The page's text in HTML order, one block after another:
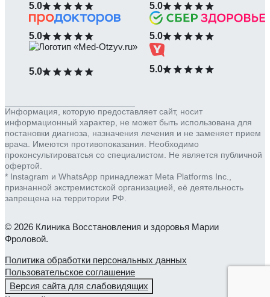
5.0 5.0
5.0 5.0
5.0 5.0
© 2026 Клиника Восстановления и здоровья Марии
Фроловой.
Политика обработки персональных данных
Пользовательское соглашение
Версия сайта для слабовидящих
Информация, которую предоставляет сайт, носит
информационный характер, не может быть использована для
постановки диагноза, назначения лечения и не заменяет прием
врача. Имеются противопоказания. Необходимо
проконсультироватсья со специалистом. Не является публичной
офертой.
* Instagram и WhatsApp принадлежат Meta Platforms Inc.,
признанной экстремистской организацией, её деятельность
запрещена на территории РФ.